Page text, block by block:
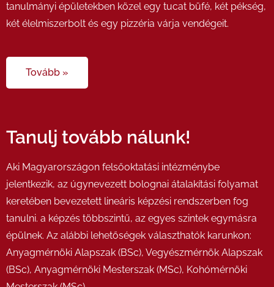
tanulmányi épületekben közel egy tucat büfé, két pékség,
két élelmiszerbolt és egy pizzéria várja vendégeit.
Tovább »
Tanulj tovább nálunk!
Aki Magyarországon felsőoktatási intézménybe
jelentkezik, az úgynevezett bolognai átalakítási folyamat
keretében bevezetett lineáris képzési rendszerben fog
tanulni. a képzés többszintű, az egyes szintek egymásra
épülnek. Az alábbi lehetőségek választhatók karunkon:
Anyagmérnöki Alapszak (BSc), Vegyészmérnök Alapszak
(BSc), Anyagmérnöki Mesterszak (MSc), Kohómérnöki